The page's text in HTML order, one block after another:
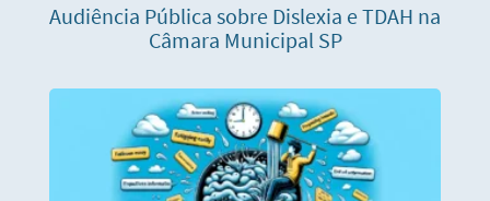
Audiência Pública sobre Dislexia e TDAH na
Câmara Municipal SP